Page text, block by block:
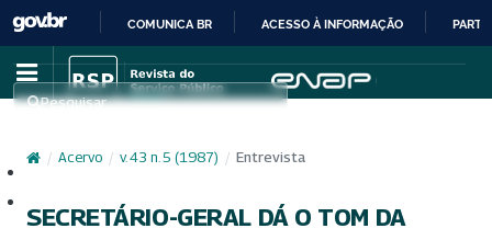
IR
PARA
CONTEÚDO
COMUNICA BR ACESSO À INFORMAÇÃO
Pesquisar
/ Acervo / v. 43 n. 5 (1987) / Entrevista
SECRETÁRIO-GERAL DÁ O TOM DA